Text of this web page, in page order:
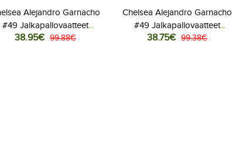
Alejandro Garnacho
#49 Jalkapallovaatteet
Kolmaspaita 2025-26
38.95€ 99.88€
Chelsea Alejandro Garnacho
#49 Jalkapallovaatteet
Naisten Kotipaita 2025-26
38.75€ 99.38€